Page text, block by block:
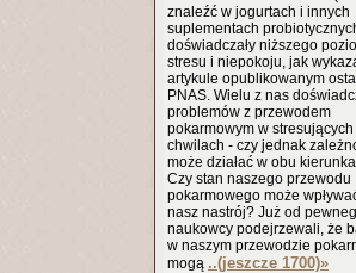
znaleźć w jogurtach i innych
suplementach
doświadczały niższego
stresu i niepokoju, jak
artykule opublikowanym
PNAS. Wielu z nas
problemów z przewodem
pokarmowym w stresujących
chwilach - czy jednak
może działać w obu
Czy stan naszego przewodu
pokarmowego może
nasz nastrój? Już od
naukowcy podejrzewali, że
w naszym przewodzie
mogą ..(jeszcze 1700)»